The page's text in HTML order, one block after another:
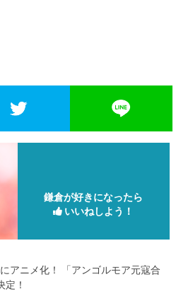
でシェア Twitterでシェア
鎌倉が好きになったら
いいねしよう！
アニメ化！ 「アンゴルモア元寇合
！